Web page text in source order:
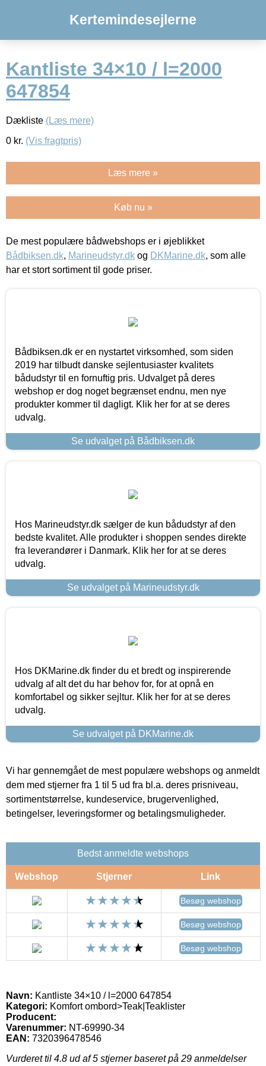
Kertemindesejlerne
Kantliste 34×10 / l=2000
647854
Dækliste (Læs mere)
0 kr. (Vis fragtpris)
Læs mere »
Køb nu »
De mest populære bådwebshops er i øjeblikket
Bådbiksen.dk, Marineudstyr.dk og DKMarine.dk, som alle
har et stort sortiment til gode priser.
Bådbiksen.dk er en nystartet virksomhed, som siden
2019 har tilbudt danske sejlentusiaster kvalitets
bådudstyr til en fornuftig pris. Udvalget på deres
webshop er dog noget begrænset endnu, men nye
produkter kommer til dagligt. Klik her for at se deres
udvalg.
Se udvalget på Bådbiksen.dk
Hos Marineudstyr.dk sælger de kun bådudstyr af den
bedste kvalitet. Alle produkter i shoppen sendes direkte
fra leverandører i Danmark. Klik her for at se deres
udvalg.
Se udvalget på Marineudstyr.dk
Hos DKMarine.dk finder du et bredt og inspirerende
udvalg af alt det du har behov for, for at opnå en
komfortabel og sikker sejltur. Klik her for at se deres
udvalg.
Se udvalget på DKMarine.dk
Vi har gennemgået de mest populære webshops og anmeldt
dem med stjerner fra 1 til 5 ud fra bl.a. deres prisniveau,
sortimentstørrelse, kundeservice, brugervenlighed,
betingelser, leveringsformer og betalingsmuligheder.
Bedst anmeldte webshops
Webshop Stjerner Link
Besøg webshop
Besøg webshop
Besøg webshop
Navn: Kantliste 34×10 / l=2000 647854
Kategori: Komfort ombord>Teak|Teaklister
Producent:
Varenummer: NT-69990-34
EAN: 7320396478546
Vurderet til 4.8 ud af 5 stjerner baseret på 29 anmeldelser